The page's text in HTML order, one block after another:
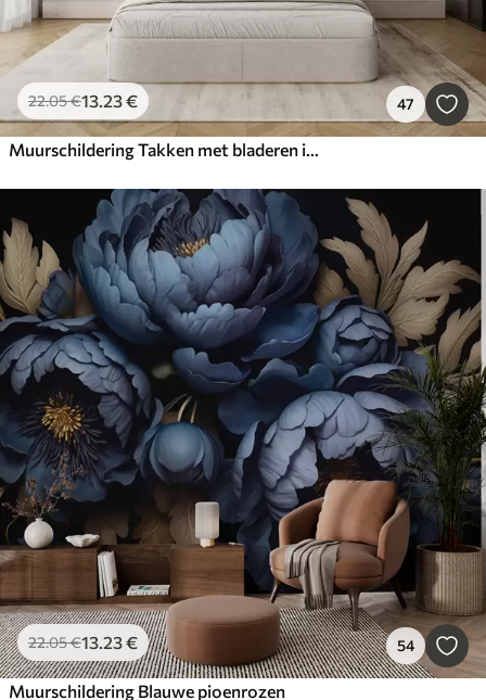
22.05€13.23€ 47
Muurschildering Takken met bladeren in blauwe en bruine tinten, lichte achtergrond, zacht en delicaat, aquarelstijl
22.05€13.23€ 54
Muurschildering Blauwe pioenrozen